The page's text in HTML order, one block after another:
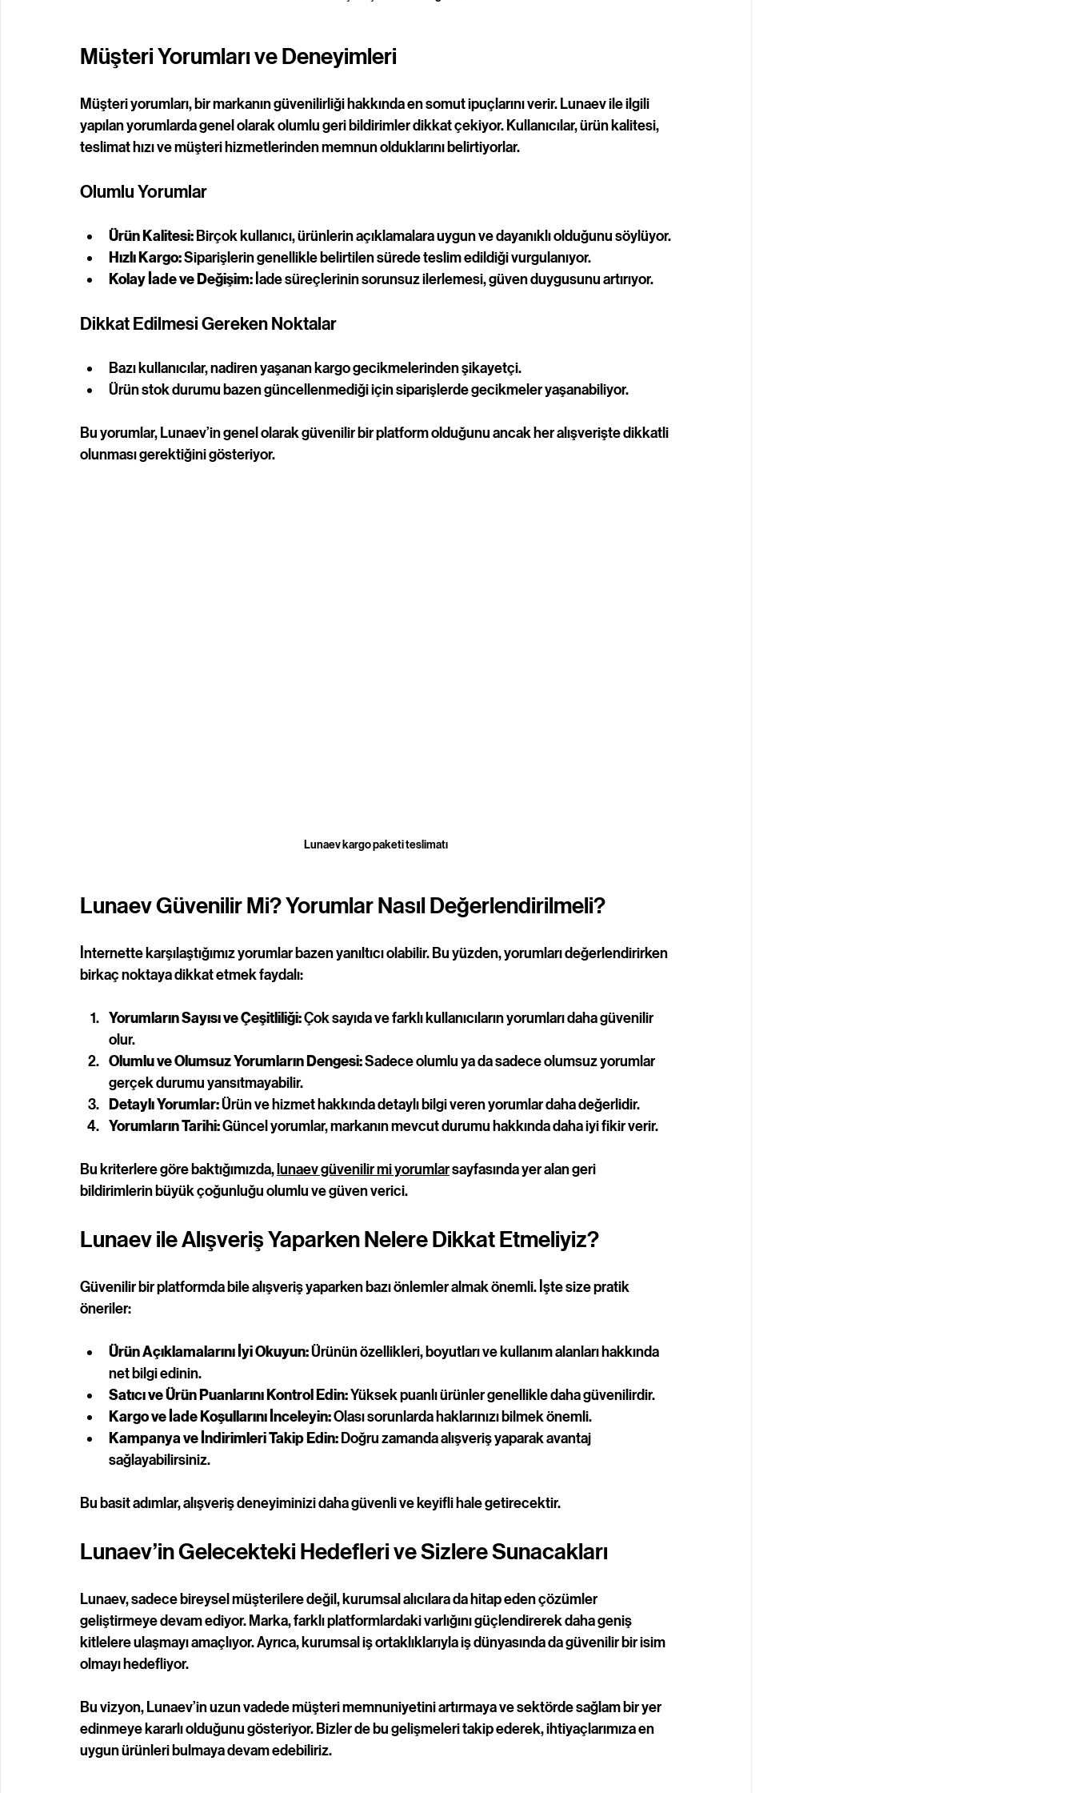
Müşteri Yorumları ve Deneyimleri
Müşteri yorumları, bir markanın güvenilirliği hakkında en somut ipuçlarını verir. Lunaev ile ilgili
yapılan yorumlarda genel olarak olumlu geri bildirimler dikkat çekiyor. Kullanıcılar, ürün kalitesi,
teslimat hızı ve müşteri hizmetlerinden memnun olduklarını belirtiyorlar.
Olumlu Yorumlar
Ürün Kalitesi: Birçok kullanıcı, ürünlerin açıklamalara uygun ve dayanıklı olduğunu söylüyor.
Hızlı Kargo: Siparişlerin genellikle belirtilen sürede teslim edildiği vurgulanıyor.
Kolay İade ve Değişim: İade süreçlerinin sorunsuz ilerlemesi, güven duygusunu artırıyor.
Dikkat Edilmesi Gereken Noktalar
Bazı kullanıcılar, nadiren yaşanan kargo gecikmelerinden şikayetçi.
Ürün stok durumu bazen güncellenmediği için siparişlerde gecikmeler yaşanabiliyor.
Bu yorumlar, Lunaev’in genel olarak güvenilir bir platform olduğunu ancak her alışverişte dikkatli
olunması gerektiğini gösteriyor.
Lunaev kargo paketi teslimatı
Lunaev Güvenilir Mi? Yorumlar Nasıl Değerlendirilmeli?
İnternette karşılaştığımız yorumlar bazen yanıltıcı olabilir. Bu yüzden, yorumları değerlendirirken
birkaç noktaya dikkat etmek faydalı:
Yorumların Sayısı ve Çeşitliliği: Çok sayıda ve farklı kullanıcıların yorumları daha güvenilir
olur.
Olumlu ve Olumsuz Yorumların Dengesi: Sadece olumlu ya da sadece olumsuz yorumlar
gerçek durumu yansıtmayabilir.
Detaylı Yorumlar: Ürün ve hizmet hakkında detaylı bilgi veren yorumlar daha değerlidir.
Yorumların Tarihi: Güncel yorumlar, markanın mevcut durumu hakkında daha iyi fikir verir.
Bu kriterlere göre baktığımızda, lunaev güvenilir mi yorumlar sayfasında yer alan geri
bildirimlerin büyük çoğunluğu olumlu ve güven verici.
Lunaev ile Alışveriş Yaparken Nelere Dikkat Etmeliyiz?
Güvenilir bir platformda bile alışveriş yaparken bazı önlemler almak önemli. İşte size pratik
öneriler:
Ürün Açıklamalarını İyi Okuyun: Ürünün özellikleri, boyutları ve kullanım alanları hakkında
net bilgi edinin.
Satıcı ve Ürün Puanlarını Kontrol Edin: Yüksek puanlı ürünler genellikle daha güvenilirdir.
Kargo ve İade Koşullarını İnceleyin: Olası sorunlarda haklarınızı bilmek önemli.
Kampanya ve İndirimleri Takip Edin: Doğru zamanda alışveriş yaparak avantaj
sağlayabilirsiniz.
Bu basit adımlar, alışveriş deneyiminizi daha güvenli ve keyifli hale getirecektir.
Lunaev’in Gelecekteki Hedefleri ve Sizlere Sunacakları
Lunaev, sadece bireysel müşterilere değil, kurumsal alıcılara da hitap eden çözümler
geliştirmeye devam ediyor. Marka, farklı platformlardaki varlığını güçlendirerek daha geniş
kitlelere ulaşmayı amaçlıyor. Ayrıca, kurumsal iş ortaklıklarıyla iş dünyasında da güvenilir bir isim
olmayı hedefliyor.
Bu vizyon, Lunaev’in uzun vadede müşteri memnuniyetini artırmaya ve sektörde sağlam bir yer
edinmeye kararlı olduğunu gösteriyor. Bizler de bu gelişmeleri takip ederek, ihtiyaçlarımıza en
uygun ürünleri bulmaya devam edebiliriz.